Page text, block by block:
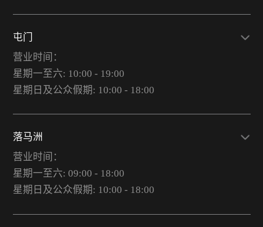
屯门
营业时间：
星期一至六: 10:00 - 19:00
星期日及公众假期: 10:00 - 18:00
落马洲
营业时间：
星期一至六: 09:00 - 18:00
星期日及公众假期: 10:00 - 18:00